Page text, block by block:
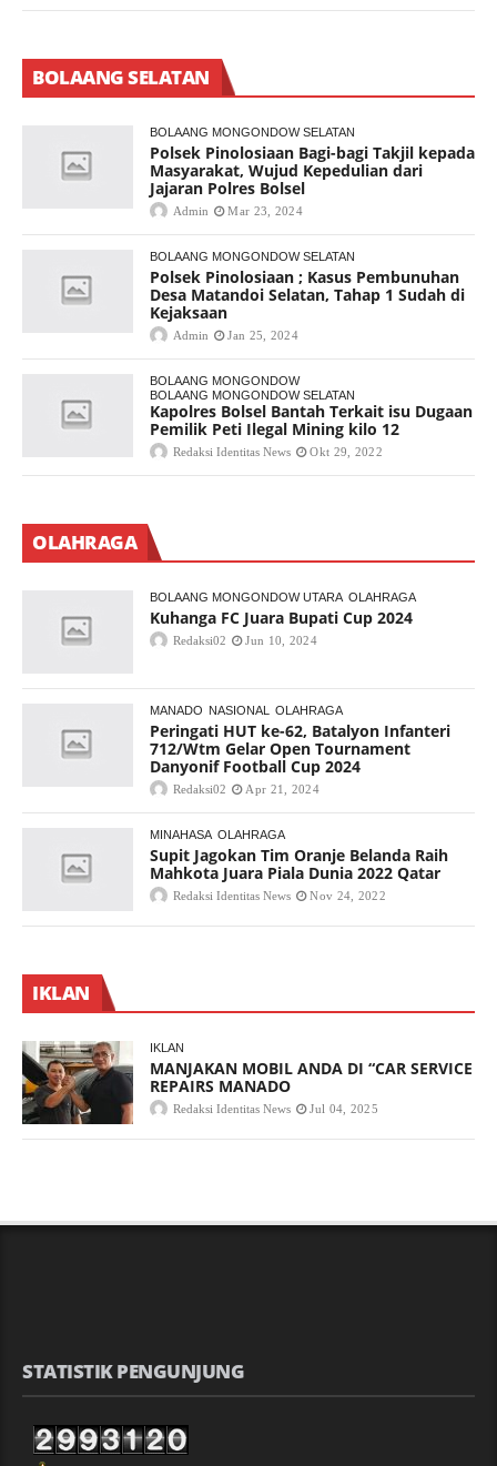
BOLAANG SELATAN
BOLAANG MONGONDOW SELATAN
Polsek Pinolosiaan Bagi-bagi Takjil kepada
Masyarakat, Wujud Kepedulian dari
Jajaran Polres Bolsel
Admin Mar 23, 2024
BOLAANG MONGONDOW SELATAN
Polsek Pinolosiaan ; Kasus Pembunuhan
Desa Matandoi Selatan, Tahap 1 Sudah di
Kejaksaan
Admin Jan 25, 2024
BOLAANG MONGONDOW
BOLAANG MONGONDOW SELATAN
Kapolres Bolsel Bantah Terkait isu Dugaan
Pemilik Peti Ilegal Mining kilo 12
Redaksi Identitas News Okt 29, 2022
OLAHRAGA
BOLAANG MONGONDOW UTARA OLAHRAGA
Kuhanga FC Juara Bupati Cup 2024
Redaksi02 Jun 10, 2024
MANADO NASIONAL OLAHRAGA
Peringati HUT ke-62, Batalyon Infanteri
712/Wtm Gelar Open Tournament
Danyonif Football Cup 2024
Redaksi02 Apr 21, 2024
MINAHASA OLAHRAGA
Supit Jagokan Tim Oranje Belanda Raih
Mahkota Juara Piala Dunia 2022 Qatar
Redaksi Identitas News Nov 24, 2022
IKLAN
IKLAN
MANJAKAN MOBIL ANDA DI “CAR SERVICE
REPAIRS MANADO
Redaksi Identitas News Jul 04, 2025
STATISTIK PENGUNJUNG